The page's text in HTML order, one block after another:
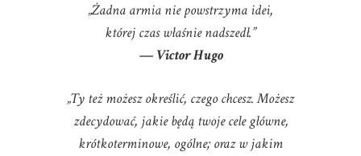
„Żadna armia nie powstrzyma idei,
której czas właśnie nadszedł.”
— Victor Hugo
„Ty też możesz określić, czego chcesz. Możesz
zdecydować, jakie będą twoje cele główne,
krótkoterminowe, ogólne; oraz w jakim